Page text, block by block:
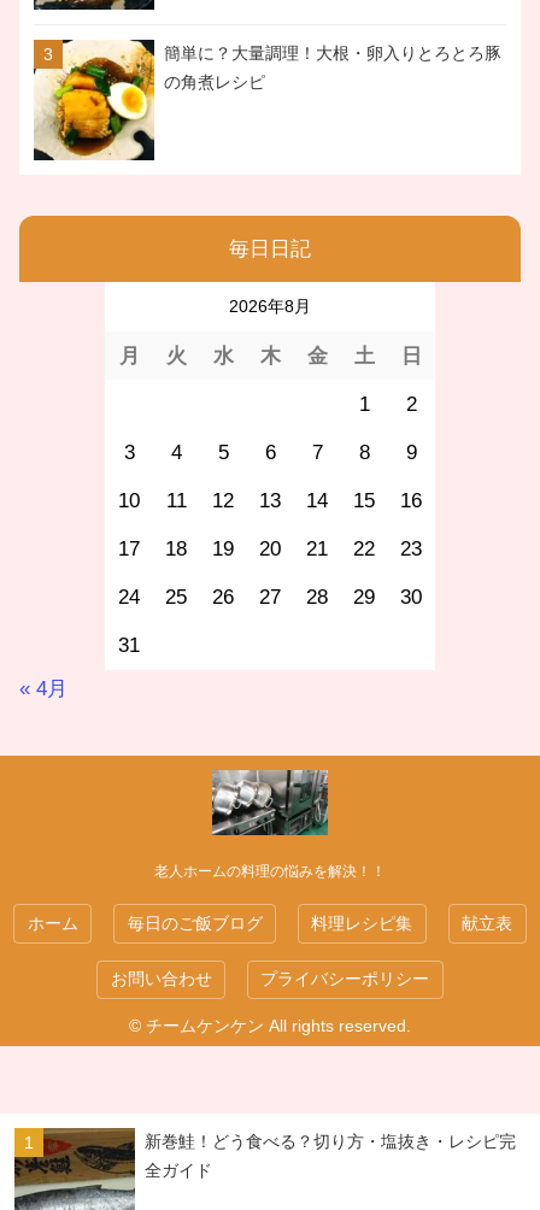
簡単に？大量調理！大根・卵入りとろとろ豚
の角煮レシピ
毎日日記
2026年8月
月 火 水 木 金 土 日
1 2
3 4 5 6 7 8 9
10 11 12 13 14 15 16
17 18 19 20 21 22 23
24 25 26 27 28 29 30
31
« 4月
老人ホームの料理の悩みを解決！！
ホーム 毎日のご飯ブログ 料理レシピ集 献立表
お問い合わせ プライバシーポリシー
© チームケンケン All rights reserved.
新巻鮭！どう食べる？切り方・塩抜き・レシピ完
全ガイド